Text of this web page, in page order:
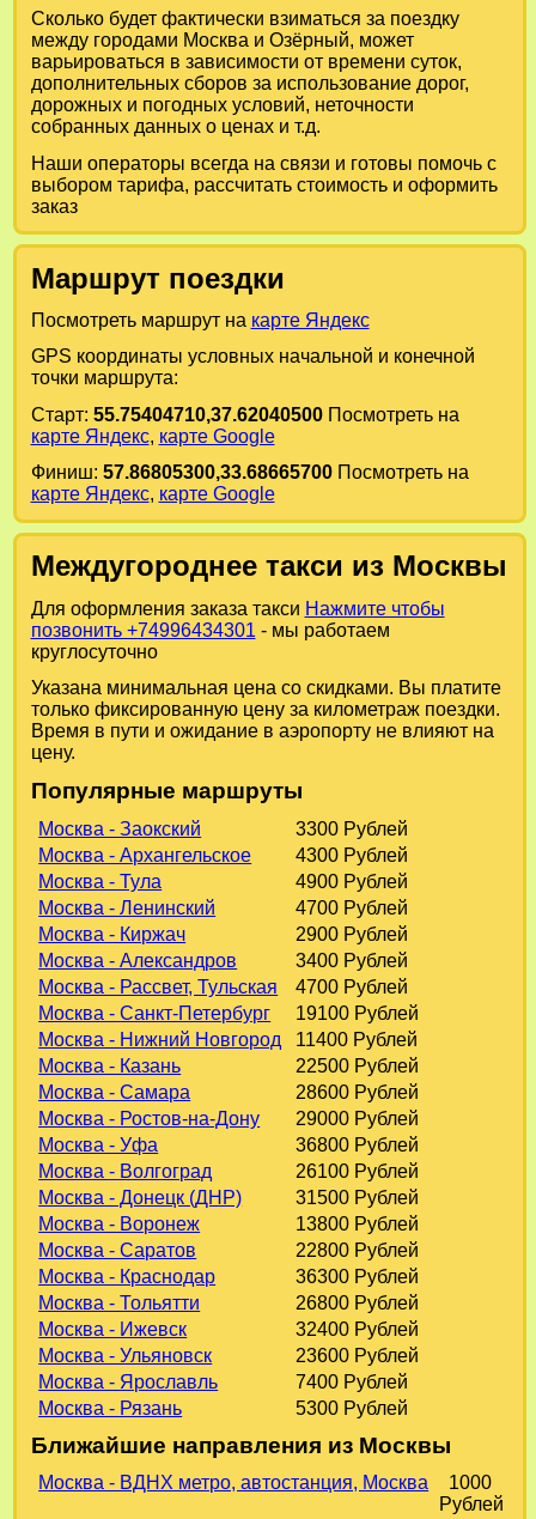
Сколько будет фактически взиматься за поездку
между городами Москваи Озёрный, может
варьироваться в зависимости от времени суток,
дополнительных сборов за использование дорог,
дорожных и погодных условий, неточности
собранных данных о ценах и т.д.
Наши операторы всегда на связи и готовы помочь с
выбором тарифа, рассчитать стоимость и оформить
заказ
Маршрут поездки
Посмотреть маршрут на карте Яндекс
GPS координаты условных начальной и конечной
точки маршрута:
Старт: 55.75404710,37.62040500Посмотреть на
карте Яндекс, карте Google
Финиш: 57.86805300,33.68665700Посмотреть на
карте Яндекс, карте Google
Междугороднее такси из Москвы
Для оформления заказа такси Нажмите чтобы
позвонить +74996434301 - мы работаем
круглосуточно
Указана минимальная цена со скидками. Вы платите
только фиксированную цену за километраж поездки.
Время в пути и ожидание в аэропорту не влияют на
цену.
Популярные маршруты
Москва - Заокский
3300 Рублей
Москва - Архангельское
4300 Рублей
Москва - Тула
4900 Рублей
Москва - Ленинский
4700 Рублей
Москва - Киржач
2900 Рублей
Москва - Александров
3400 Рублей
Москва - Рассвет, Тульская
4700 Рублей
Москва - Санкт-Петербург
19100 Рублей
Москва - Нижний Новгород
11400 Рублей
Москва - Казань
22500 Рублей
Москва - Самара
28600 Рублей
Москва - Ростов-на-Дону
29000 Рублей
Москва - Уфа
36800 Рублей
Москва - Волгоград
26100 Рублей
Москва - Донецк (ДНР)
31500 Рублей
Москва - Воронеж
13800 Рублей
Москва - Саратов
22800 Рублей
Москва - Краснодар
36300 Рублей
Москва - Тольятти
26800 Рублей
Москва - Ижевск
32400 Рублей
Москва - Ульяновск
23600 Рублей
Москва - Ярославль
7400 Рублей
Москва - Рязань
5300 Рублей
Ближайшие направления из Москвы
Москва - ВДНХ метро, автостанция, Москва
1000
Рублей